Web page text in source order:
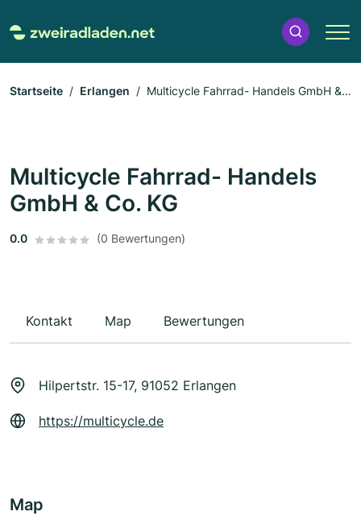
Startseite Erlangen
Multicycle Fahrrad- Handels GmbH &
Multicycle Fahrrad- Handels
GmbH & Co. KG
0.0 (0 Bewertungen)
Kontakt Map Bewertungen
Hilpertstr. 15-17, 91052 Erlangen
https://multicycle.de
Map